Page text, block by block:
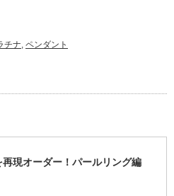
チナ, ペンダント
現オーダー！パールリング編